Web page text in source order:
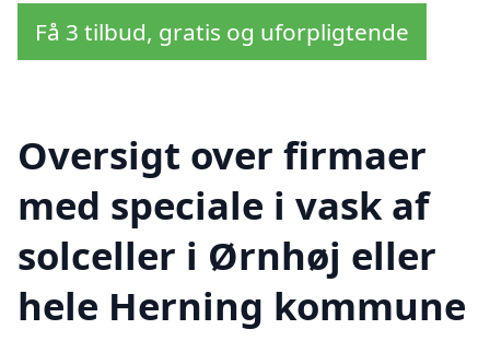
Få 3 tilbud, gratis og uforpligtende
Oversigt over firmaer
med speciale i vask af
solceller i Ørnhøj eller
hele Herning kommune